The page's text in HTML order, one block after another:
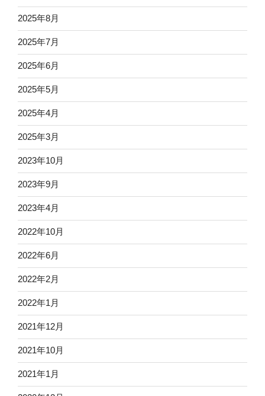
2025年8月
2025年7月
2025年6月
2025年5月
2025年4月
2025年3月
2023年10月
2023年9月
2023年4月
2022年10月
2022年6月
2022年2月
2022年1月
2021年12月
2021年10月
2021年1月